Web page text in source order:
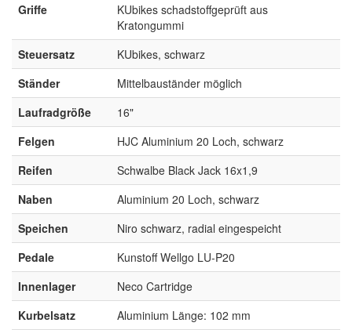
Griffe
KUbikes schadstoffgeprüft aus
Kratongummi
Steuersatz
KUbikes, schwarz
Ständer
Mittelbauständer möglich
Laufradgröße
16"
Felgen
HJC Aluminium 20 Loch, schwarz
Reifen
Schwalbe Black Jack 16x1,9
Naben
Aluminium 20 Loch, schwarz
Speichen
Niro schwarz, radial eingespeicht
Pedale
Kunstoff Wellgo LU-P20
Innenlager
Neco Cartridge
Kurbelsatz
Aluminium Länge: 102 mm